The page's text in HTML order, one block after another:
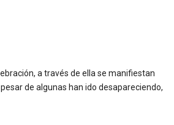
a través de ella se manifiestan
de algunas han ido desapareciendo,